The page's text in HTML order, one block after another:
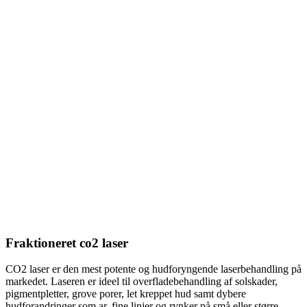
Fraktioneret co2 laser
CO2 laser er den mest potente og hudforyngende laserbehandling på
markedet. Laseren er ideel til overfladebehandling af solskader,
pigmentpletter, grove porer, let kreppet hud samt dybere